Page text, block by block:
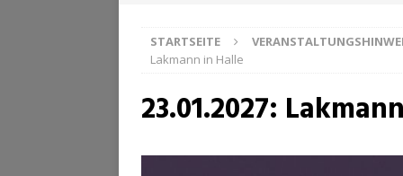
STARTSEITE
Lakmann in Halle
23.01.2027: